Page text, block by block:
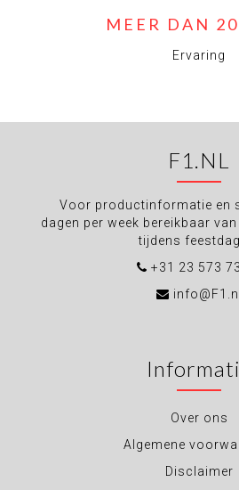
MEER DAN
Ervaring
F1.NL
Voor productinformatie en
dagen per week bereikbaar
tijdens
+31 23 573
info@F1.nl
Over ons
Algemene
Disclaimer